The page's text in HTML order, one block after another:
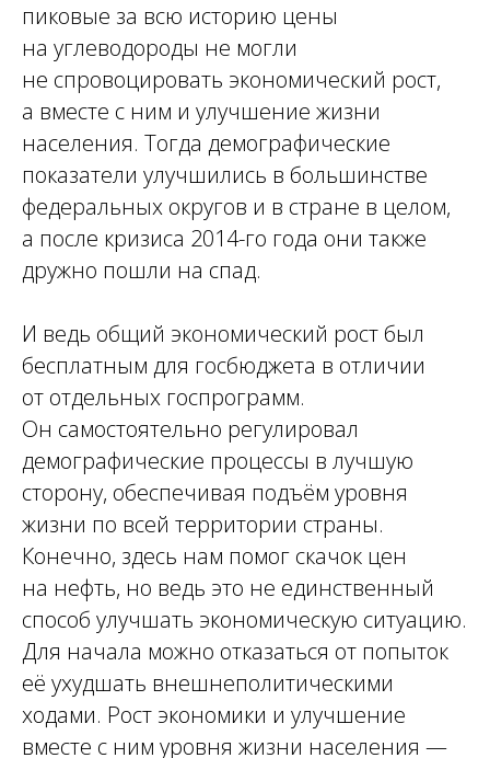
пиковые за всю историю цены
на углеводороды не могли
не спровоцировать экономический рост,
а вместе с ним и улучшение жизни
населения. Тогда демографические
показатели улучшились в большинстве
федеральных округов и в стране в целом,
а после кризиса 2014-го года они также
дружно пошли на спад.
И ведь общий экономический рост был
бесплатным для госбюджета в отличии
от отдельных госпрограмм.
Он самостоятельно регулировал
демографические процессы в лучшую
сторону, обеспечивая подъём уровня
жизни по всей территории страны.
Конечно, здесь нам помог скачок цен
на нефть, но ведь это не единственный
способ улучшать экономическую ситуацию.
Для начала можно отказаться от попыток
её ухудшать внешнеполитическими
ходами. Рост экономики и улучшение
вместе с ним уровня жизни населения —